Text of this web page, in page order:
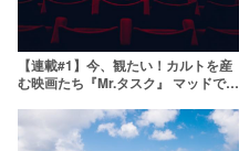
【連載#1】今、観たい！カルトを産
む映画たち『Mr.タスク』 マッドでサ
【毎日20時更新】